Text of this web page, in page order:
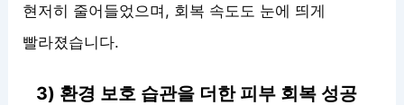
현저히 줄어들었으며, 회복 속도도 눈에 띄게
빨라졌습니다.
3) 환경 보호 습관을 더한 피부 회복 성공